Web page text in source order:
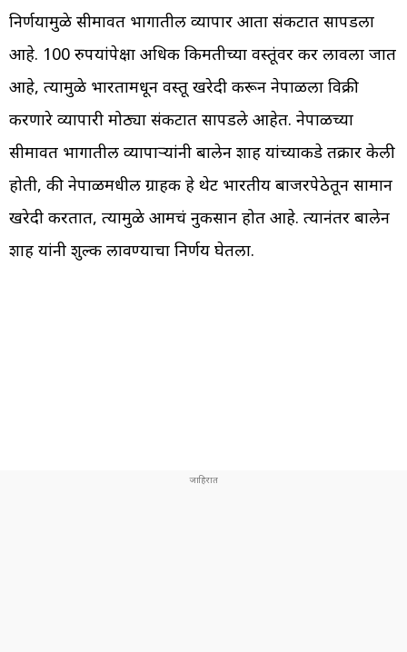
निर्णयामुळे सीमावर्ती भागातील व्यापार आता संकटात सापडला
आहे. 100 रुपयांपेक्षा अधिक किमतीच्या वस्तूंवर कर लावला जात
आहे, त्यामुळे भारतामधून वस्तू खरेदी करून नेपाळला विक्री
करणारे व्यापारी मोठ्या संकटात सापडले आहेत. नेपाळच्या
सीमावर्ती भागातील व्यापाऱ्यांनी बालेन शाह यांच्याकडे तक्रार केली
होती, की नेपाळमधील ग्राहक हे थेट भारतीय बाजरपेठेतून सामान
खरेदी करतात, त्यामुळे आमचं नुकसान होत आहे. त्यानंतर बालेन
शाह यांनी शुल्क लावण्याचा निर्णय घेतला.